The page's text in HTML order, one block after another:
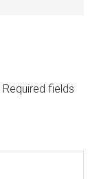
Required fields